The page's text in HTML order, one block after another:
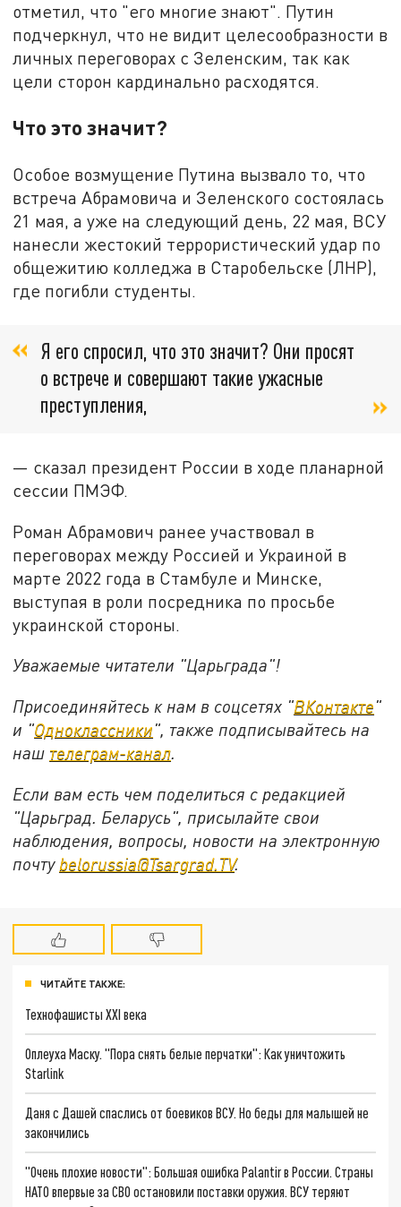
отметил, что "его многие знают". Путин
подчеркнул, что не видит целесообразности в
личных переговорах с Зеленским, так как
цели сторон кардинально расходятся.
Что это значит?
Особое возмущение Путина вызвало то, что
встреча Абрамовича и Зеленского состоялась
21 мая, а уже на следующий день, 22 мая, ВСУ
нанесли жестокий террористический удар по
общежитию колледжа в Старобельске (ЛНР),
где погибли студенты.
Я его спросил, что это значит? Они просят
о встрече и совершают такие ужасные
преступления,
— сказал президент России в ходе планарной
сессии ПМЭФ.
Роман Абрамович ранее участвовал в
переговорах между Россией и Украиной в
марте 2022 года в Стамбуле и Минске,
выступая в роли посредника по просьбе
украинской стороны.
Уважаемые читатели "Царьграда"!
Присоединяйтесь к нам в соцсетях "ВКонтакте"
и "Одноклассники", также подписывайтесь на
наш телеграм-канал.
Если вам есть чем поделиться с редакцией
"Царьград. Беларусь", присылайте свои
наблюдения, вопросы, новости на электронную
почту belorussia@Tsargrad.TV.
ЧИТАЙТЕ ТАКЖЕ:
Технофашисты XXI века
Оплеуха Маску. "Пора снять белые перчатки": Как уничтожить
Starlink
Даня с Дашей спаслись от боевиков ВСУ. Но беды для малышей не
закончились
"Очень плохие новости": Большая ошибка Palantir в России. Страны
НАТО впервые за СВО остановили поставки оружия. ВСУ теряют